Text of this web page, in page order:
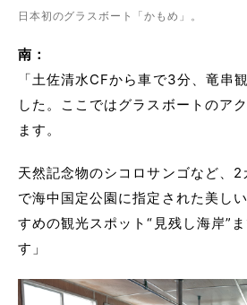
日本初のグラスボート「かもめ」。
南：
「土佐清水CFから車で3分、竜串
した。ここではグラスボートのア
ます。
天然記念物のシコロサンゴなど、2
で海中国定公園に指定された美し
すめの観光スポット“見残し海岸”
す」